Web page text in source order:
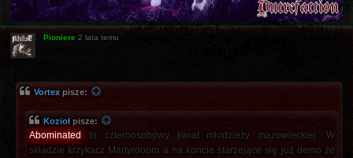
Pioniere 2 lata temu
Vortex pisze:
Kozioł pisze:
Abominated to czteroosobowy kwiat młodzieży mazowieckiej. W
składzie krzykacz Martyrdoom a na koncie starzejące się już demo że